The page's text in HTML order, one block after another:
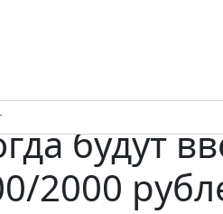
будут
2000